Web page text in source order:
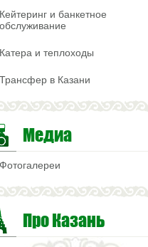
Кейтеринг и банкетное
обслуживание
Катера и теплоходы
Трансфер в Казани
Медиа
Фотогалереи
Про Казань